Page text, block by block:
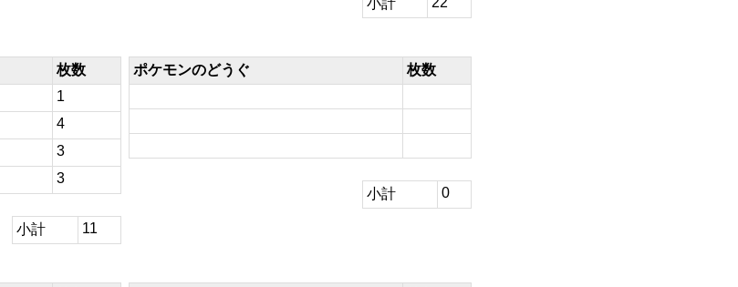
小計
枚数
1
4
3
3
小計 11
ポケモンのどうぐ 枚数
小計 0